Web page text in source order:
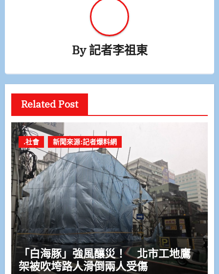
By記者李祖東
Related Post
.社會 新聞來源:記者爆料網
「白海豚」強風釀災！ 北市工地鷹
架被吹垮路人滑倒兩人受傷